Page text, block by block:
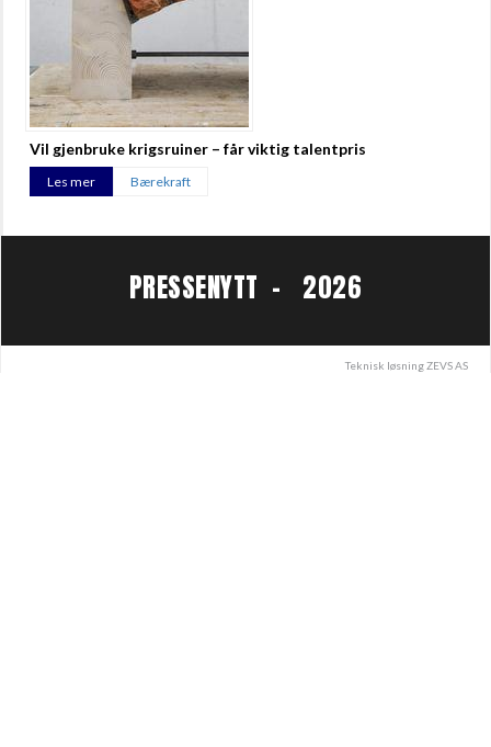
Vil gjenbruke krigsruiner – får viktig talentpris
Les mer Bærekraft
PRESSENYTT - 2026
Teknisk løsningZEVS AS